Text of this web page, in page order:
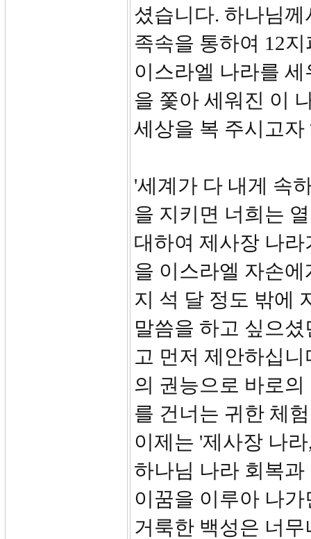
셨습니다. 하나님
족속을 통하여 12
이스라엘 나라를
을 쫓아 세워진 이
세상을 복 주시고
'세계가 다 내게 속
을 지키면 너희는
대하여 제사장 나
을 이스라엘 자손
지 석 달 정도 밖에
말씀을 하고 싶으
고 먼저 제안하십
의 권능으로 바로
를 건너는 귀한 체
이제는 '제사장 나
하나님 나라 회복
이꿈을 이루아 나
거룩한 백성은 너